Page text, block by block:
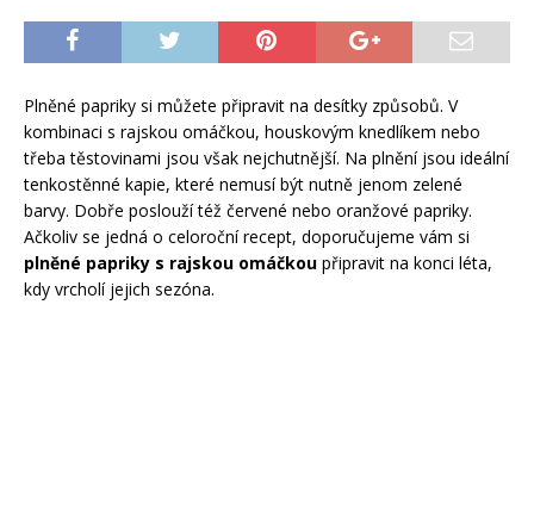
Plněné papriky si můžete připravit na desítky způsobů. V
kombinaci s rajskou omáčkou, houskovým knedlíkem nebo
třeba těstovinami jsou však nejchutnější. Na plnění jsou ideální
tenkostěnné kapie, které nemusí být nutně jenom zelené
barvy. Dobře poslouží též červené nebo oranžové papriky.
Ačkoliv se jedná o celoroční recept, doporučujeme vám si
plněné papriky s rajskou omáčkou připravit na konci léta,
kdy vrcholí jejich sezóna.